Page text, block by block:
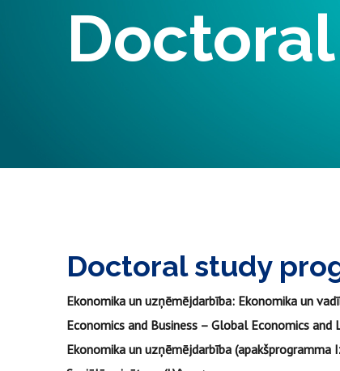
Doctoral study
Ekonomika un uzņēmējdarbība: Ekonomika un
Economics and Business – Global Economics and
Ekonomika un uzņēmējdarbība (apakšprogramma